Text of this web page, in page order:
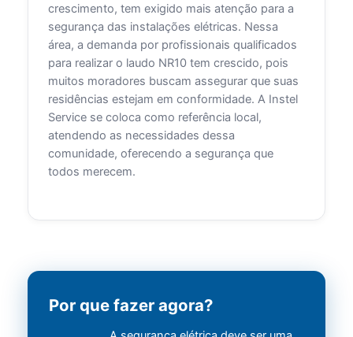
crescimento, tem exigido mais atenção para a
segurança das instalações elétricas. Nessa
área, a demanda por profissionais qualificados
para realizar o laudo NR10 tem crescido, pois
muitos moradores buscam assegurar que suas
residências estejam em conformidade. A Instel
Service se coloca como referência local,
atendendo as necessidades dessa
comunidade, oferecendo a segurança que
todos merecem.
Por que fazer agora?